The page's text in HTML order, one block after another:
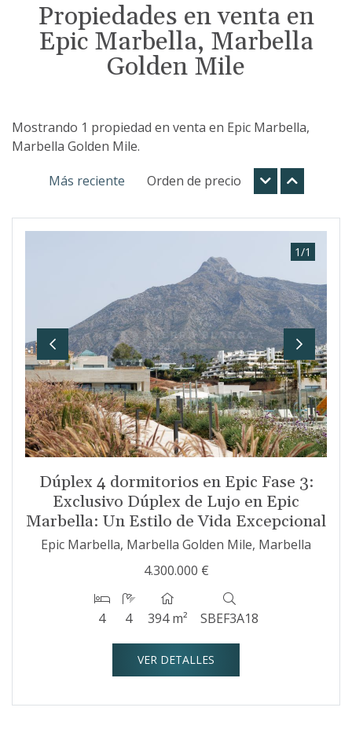
Propiedades en venta en
Epic Marbella, Marbella
Golden Mile
Mostrando 1 propiedad en venta en Epic Marbella,
Marbella Golden Mile.
Más reciente
Orden de precio
Previous Next
1/1
Dúplex 4 dormitorios en Epic Fase 3:
Exclusivo Dúplex de Lujo en Epic
Marbella: Un Estilo de Vida Excepcional
Epic Marbella, Marbella Golden Mile, Marbella
4.300.000 €
4 4 394 m² SBEF3A18
VER DETALLES